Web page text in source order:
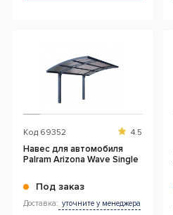
Код 69352 4.5
Навес для автомобиля
Palram Arizona Wave Single
Под заказ
Доставка: уточните у менеджера